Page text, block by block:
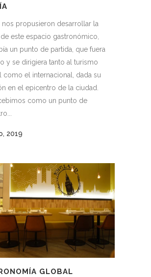
nos propusieron desarrollar la
este espacio gastronómico,
un punto de partida, que fuera
y se dirigiera tanto al turismo
como el internacional, dada su
en el epicentro de la ciudad.
como un punto de
2019
GLOBAL